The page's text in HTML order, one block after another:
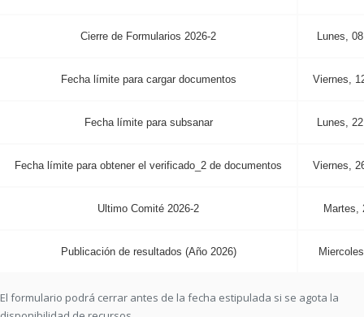
Cierre de Formularios 2026-2 Lunes,
Fecha límite para cargar documentos Viernes,
Fecha límite para subsanar Lunes,
Fecha límite para obtener el verificado_2 de documentos Viernes,
Ultimo Comité 2026-2 Martes,
Publicación de resultados (Año 2026)
El formulario podrá cerrar antes de la fecha estipulada si se agota la